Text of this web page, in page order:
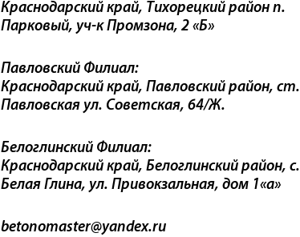
Краснодарский край, Тихорецкий район п.
Парковый, уч-к Промзона, 2 «Б»
Павловский Филиал:
Краснодарский край, Павловский район, ст.
Павловская ул. Советская, 64/Ж.
Белоглинский Филиал:
Краснодарский край, Белоглинский район, с.
Белая Глина, ул. Привокзальная, дом 1«а»
betonomaster@yandex.ru